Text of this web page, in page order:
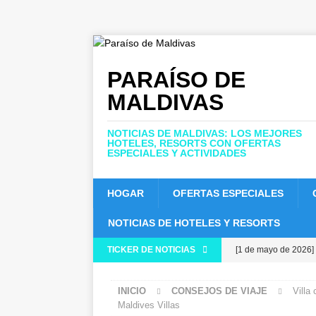
PARAÍSO DE
MALDIVAS
NOTICIAS DE MALDIVAS: LOS MEJORES
HOTELES, RESORTS CON OFERTAS
ESPECIALES Y ACTIVIDADES
HOGAR OFERTAS ESPECIALES
NOTICIAS DE HOTELES Y RESORTS
TICKER DE NOTICIAS [1 de mayo de 2026]
INICIO CONSEJOS DE VIAJE
Villa
Maldives Villas